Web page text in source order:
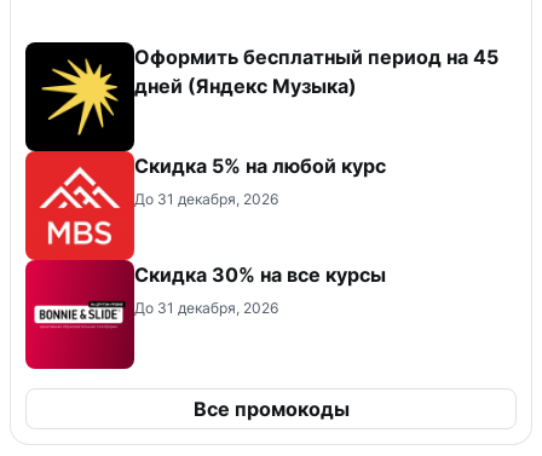
Оформить бесплатный период на 45
дней (Яндекс Музыка)
Скидка 5% на любой курс
До 31 декабря, 2026
Скидка 30% на все курсы
До 31 декабря, 2026
Все промокоды